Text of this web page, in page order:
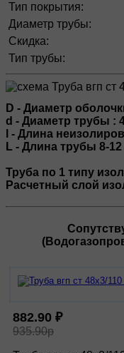
Тип покрытия:
Диаметр трубы:
Скидка:
Тип трубы:
D - Диаметр
d - Диаметр трубы :
l - Длина
L - Длина трубы 8-
Труба по 1 типу
Расчетный слой
882.90 ₽
935.90р